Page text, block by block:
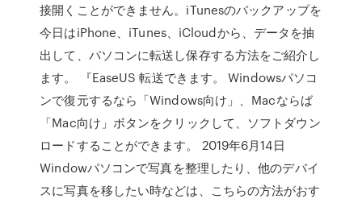
接開くことができません。iTunesのバックアップを
今日はiPhone、iTunes、iCloudから、データを抽
出して、パソコンに転送し保存する方法をご紹介し
ます。 『EaseUS 転送できます。 Windowsパソコ
ンで復元するなら「Windows向け」、Macならば
「Mac向け」ボタンをクリックして、ソフトダウン
ロードすることができます。 2019年6月14日
Windowパソコンで写真を整理したり、他のデバイ
スに写真を移したい時などは、こちらの方法がおす